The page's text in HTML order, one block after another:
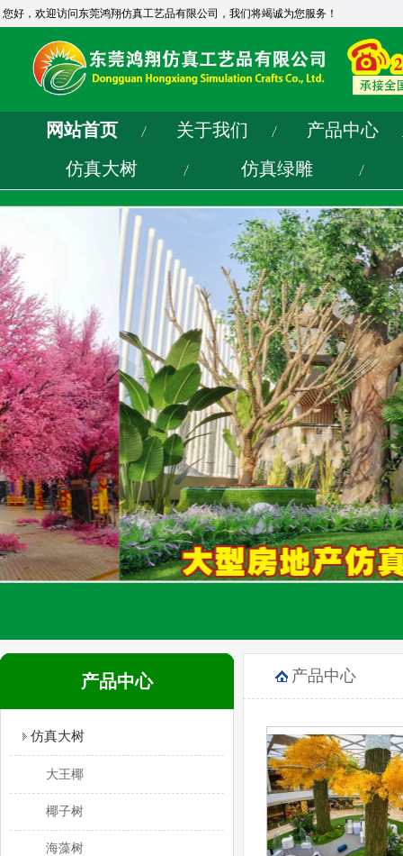
您好，欢迎访问东莞鸿翔仿真工艺品有限公司，我们将竭诚为您服务！
网站首页 关于我们
产品中心
仿真大树
仿真绿雕
产品中心
仿真大树
大王椰
椰子树
海藻树
产品中心